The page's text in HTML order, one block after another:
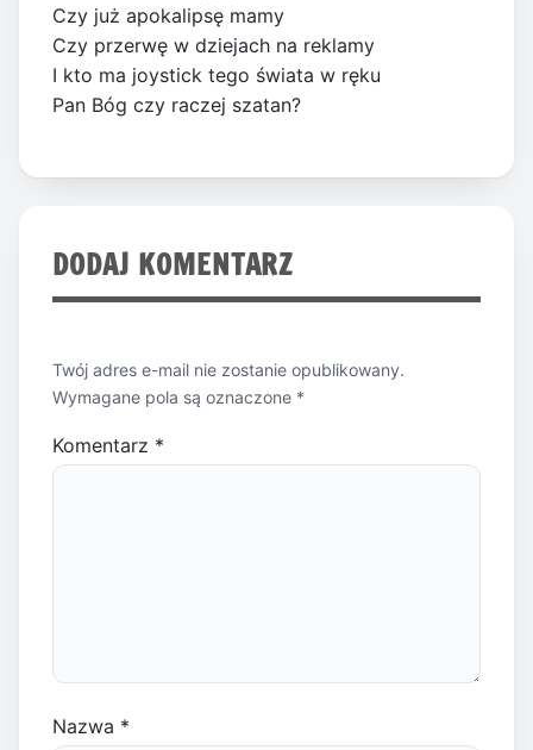
Czy już apokalipsę mamy
Czy przerwę w dziejach na reklamy
I kto ma joystick tego świata w ręku
Pan Bóg czy raczej szatan?
DODAJ KOMENTARZ
Twój adres e-mail nie zostanie opublikowany.
Wymagane pola są oznaczone *
Komentarz *
Nazwa *